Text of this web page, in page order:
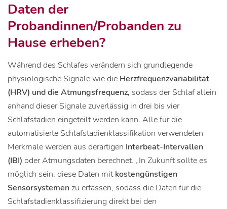
Daten der
Probandinnen/Probanden zu
Hause erheben?
Während des Schlafes verändern sich grundlegende
physiologische Signale wie die Herzfrequenzvariabilität
(HRV) und die Atmungsfrequenz, sodass der Schlaf allein
anhand dieser Signale zuverlässig in drei bis vier
Schlafstadien eingeteilt werden kann. Alle für die
automatisierte Schlafstadienklassifikation verwendeten
Merkmale werden aus derartigen Interbeat-Intervallen
(IBI) oder Atmungsdaten berechnet. „In Zukunft sollte es
möglich sein, diese Daten mitkostengünstigen
Sensorsystemen zu erfassen, sodass die Daten für die
Schlafstadienklassifizierung direkt bei den